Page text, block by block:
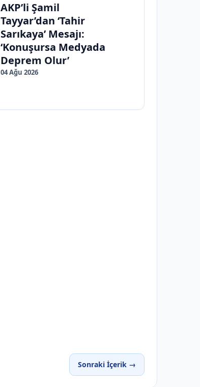
AKP’li Şamil
Tayyar’dan ‘Tahir
Sarıkaya’ Mesajı:
‘Konuşursa Medyada
Deprem Olur’
04 Ağu 2026
Sonraki İçerik →